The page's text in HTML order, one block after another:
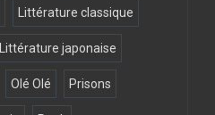
Littérature classique
Littérature japonaise
Olé Olé Prisons